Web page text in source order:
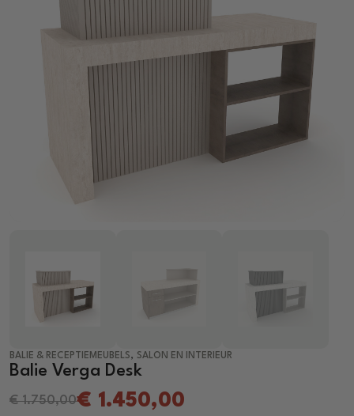
BALIE & RECEPTIEMEUBELS, SALON EN INTERIEUR
Balie Verga Desk
€1.750,00€ 1.450,00